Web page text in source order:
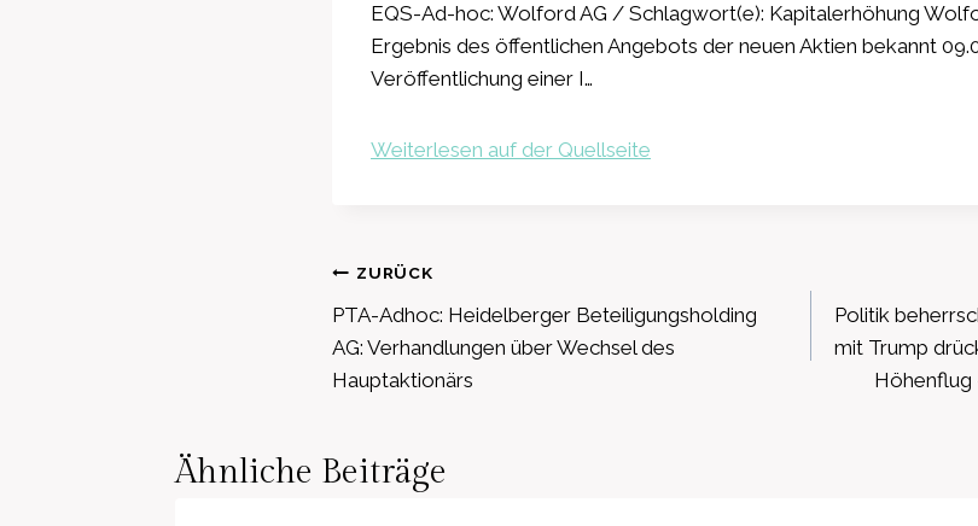
EQS-Ad-hoc: Wolford AG / Schlagwort(e): Kapitalerhöhung
Ergebnis des öffentlichen Angebots der neuen Aktien bekannt
Veröffentlichung einer I…
Weiterlesen auf der Quellseite
Beitragsnavigation
ZURÜCK
PTA-Adhoc: Heidelberger Beteiligungsholding
AG: Verhandlungen über Wechsel des
Hauptaktionärs
Politik
mit Trump
Höhenflug
Ähnliche Beiträge